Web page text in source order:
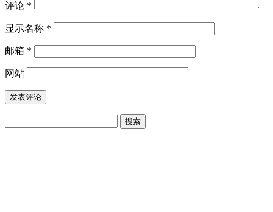
评论 *
显示名称 *
邮箱 *
网站